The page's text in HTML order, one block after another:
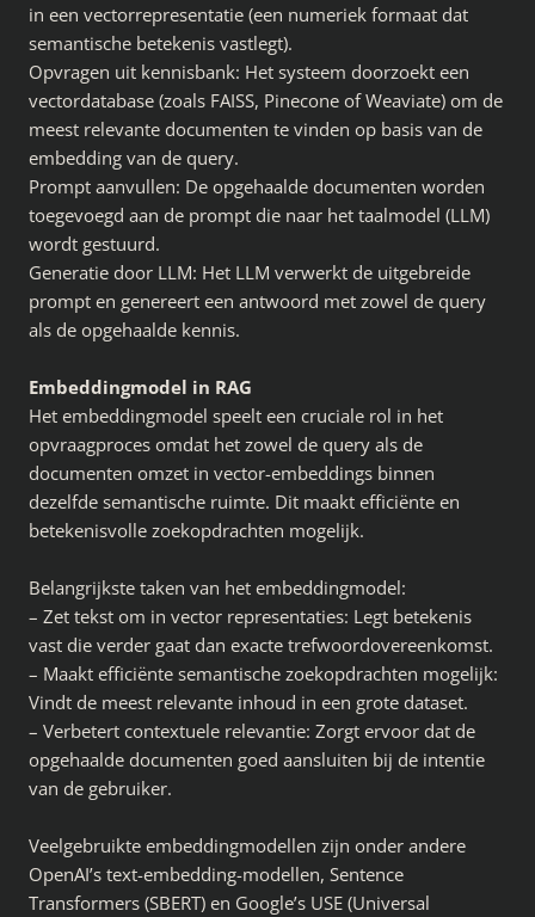
in een vectorrepresentatie (een numeriek formaat dat
semantische betekenis vastlegt).
Opvragen uit kennisbank: Het systeem doorzoekt een
vectordatabase (zoals FAISS, Pinecone of Weaviate) om de
meest relevante documenten te vinden op basis van de
embedding van de query.
Prompt aanvullen: De opgehaalde documenten worden
toegevoegd aan de prompt die naar het taalmodel (LLM)
wordt gestuurd.
Generatie door LLM: Het LLM verwerkt de uitgebreide
prompt en genereert een antwoord met zowel de query
als de opgehaalde kennis.
Embeddingmodel in RAG
Het embeddingmodel speelt een cruciale rol in het
opvraagproces omdat het zowel de query als de
documenten omzet in vector-embeddings binnen
dezelfde semantische ruimte. Dit maakt efficiënte en
betekenisvolle zoekopdrachten mogelijk.
Belangrijkste taken van het embeddingmodel:
– Zet tekst om in vector representaties: Legt betekenis
vast die verder gaat dan exacte trefwoordovereenkomst.
– Maakt efficiënte semantische zoekopdrachten mogelijk:
Vindt de meest relevante inhoud in een grote dataset.
– Verbetert contextuele relevantie: Zorgt ervoor dat de
opgehaalde documenten goed aansluiten bij de intentie
van de gebruiker.
Veelgebruikte embeddingmodellen zijn onder andere
OpenAI’s text-embedding-modellen, Sentence
Transformers (SBERT) en Google’s USE (Universal